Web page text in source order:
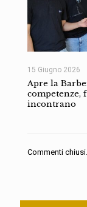
15 Giugno 2026
Apre la
competenze,
incontrano
Commenti chiusi.